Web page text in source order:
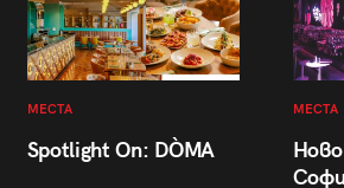
МЕСТА
Spotlight On: DÒMA
МЕСТА